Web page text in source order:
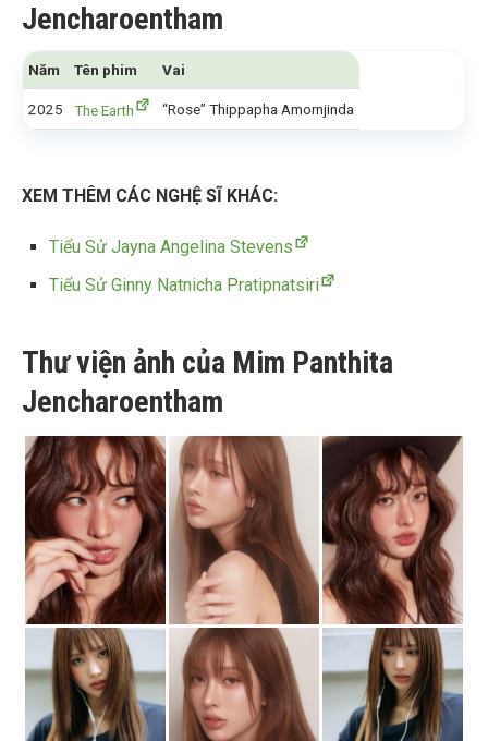
Jencharoentham
Năm Tên phim Vai
2025 The Earth “Rose” Thippapha Amornjinda
XEM THÊM CÁC NGHỆ SĨ KHÁC:
Tiểu Sử Jayna Angelina Stevens
Tiểu Sử Ginny Natnicha Pratipnatsiri
Thư viện ảnh của Mim Panthita
Jencharoentham